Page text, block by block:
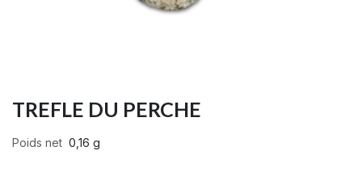
TREFLE DU PERCHE
Poids net 0,16 g